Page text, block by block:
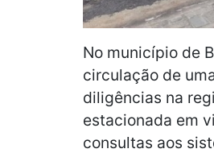
No município de
circulação de
diligências na
estacionada em
consultas aos